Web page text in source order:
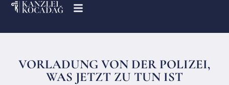
VORLADUNG VON DER POLIZEI,
WAS JETZT ZU TUN IST